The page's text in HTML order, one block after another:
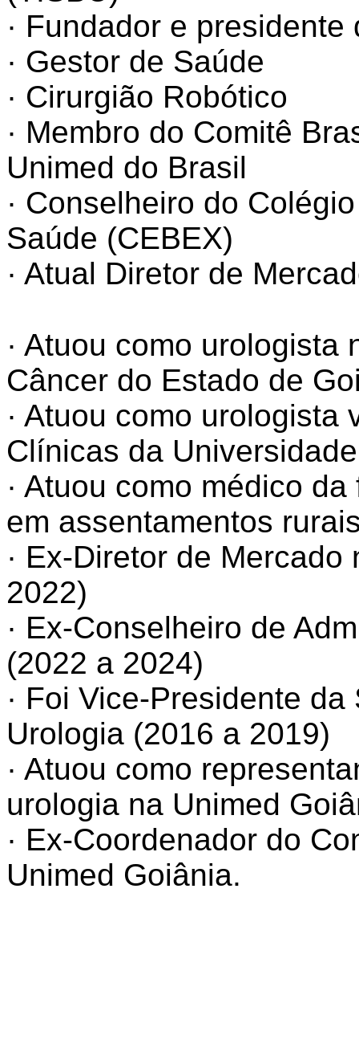
· Fundador e presidente
· Gestor de Saúde
· Cirurgião Robótico
· Membro do Comitê
Unimed do Brasil
· Conselheiro do
Saúde (CEBEX)
· Atual Diretor de
· Atuou como
Câncer do Estado de
· Atuou como
Clínicas da
· Atuou como médico
em assentamentos
· Ex-Diretor de
2022)
· Ex-Conselheiro de
(2022 a 2024)
· Foi Vice-Presidente
Urologia (2016 a 2019)
· Atuou como
urologia na Unimed
· Ex-Coordenador do
Unimed Goiânia.